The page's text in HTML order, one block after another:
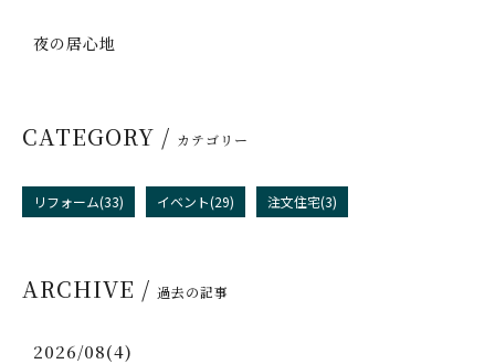
夜の居心地
CATEGORY / カテゴリー
リフォーム(33) イベント(29) 注文住宅(3)
ARCHIVE / 過去の記事
2026/08(4)